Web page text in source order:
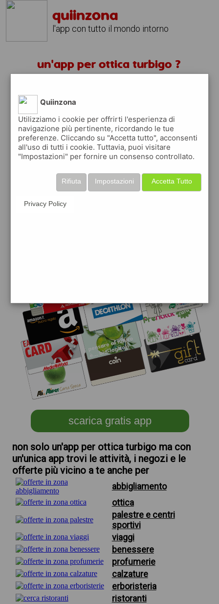
quiinzona
l'app con tutto il mondo intorno
un'app per ottica turbigo ?
quiinzona è una app
gratuita
che ti aiuta se cerchi 'un'app per ottica
turbigo ?' e che ti premia ogni volta che la
usi
raccogli punti da convertire inbuoni sconto
o gift card
per fare la spesa, fare
scarica gratis app
non solo un'app per ottica turbigo ma con
un'unica app trovi le attività, i negozi e le
offerte più vicino a te anche per
abbigliamento
ottica
palestre e centri
sportivi
viaggi
benessere
profumerie
calzature
erboristeria
ristoranti
Quiinzona
Utilizziamo i cookie per offrirti l'esperienza di
navigazione più pertinente, ricordando le tue
preferenze. Cliccando su "Accetta tutto", acconsenti
all'uso di tutti i cookie. Tuttavia, puoi visitare
"Impostazioni" per fornire un consenso controllato.
Accetta Tutto
Impostazioni
Rifiuta
Privacy Policy